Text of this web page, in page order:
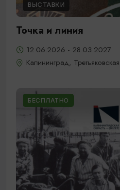
ВЫСТАВКИ
Точка и линия
12.06.2026 - 28.03.2027
Калининград,
БЕСПЛАТНО